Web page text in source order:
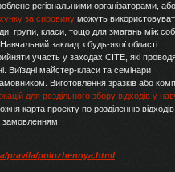
регіональними організаторами, або
за сировину можуть
групи, класи, тощо для змагань між
заклад з будь-якої області
участь у заходах СІТЕ, які
Виїздні майстер-класи та семінари
Виготовлення зразків або
для роздільного збору відходів у
карта проекту по розділенню відходів
замовленням.
pravila/polozhennya.html